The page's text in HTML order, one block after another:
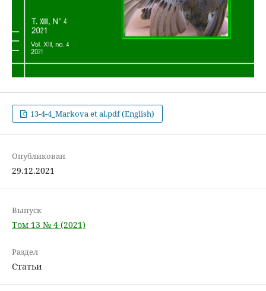
13-4-4_Markova et al.pdf (English)
Опубликован
29.12.2021
Выпуск
Том 13 № 4 (2021)
Раздел
Статьи